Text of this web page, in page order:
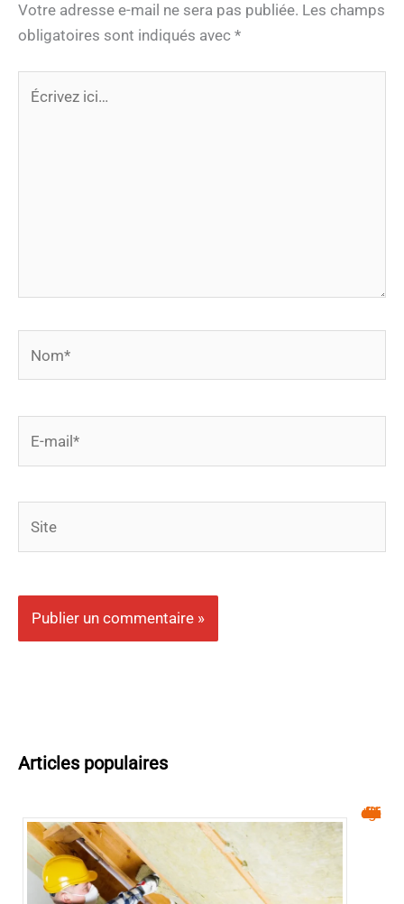
Votre adresse e-mail ne sera pas publiée. Les champs
obligatoires sont indiqués avec *
ici…
Articles populaires
Isolation : réduisez vos factures d’énergie facilement !